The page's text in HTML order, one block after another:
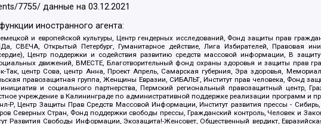
7755/ данные на03.12.2021
иностранного агента:
и европейской культуры, Центр гендерных исследований, Фонд защиты прав
Открытый Петербург, Гуманитарное действие, Лига Избирателей, Правовая
Центр поддержки и содействия развитию средств массовой информации, В
движений, ВМЕСТЕ, Благотворительный фонд охраны здоровья и защиты
Так, центр Сова, центр Анна, Проект Апрель, Самарская губерния, Эра здоровья,
правозащитная группа, Женщины Евразии, СИБАЛЬТ, Институт прав человека, Фонд
и социального партнерства, Пермский региональный правозащитный центр,
учреждение в Калининграде по административной поддержке реализации программ и
Р, Центр Защиты Прав Средств Массовой Информации, Институт развития прессы -
Северных Стран, Фонд поддержки свободы прессы, Гражданский контроль, Человек и
Развития Свободы Информации, Экозащита!-Женсовет, Общественный вердикт,